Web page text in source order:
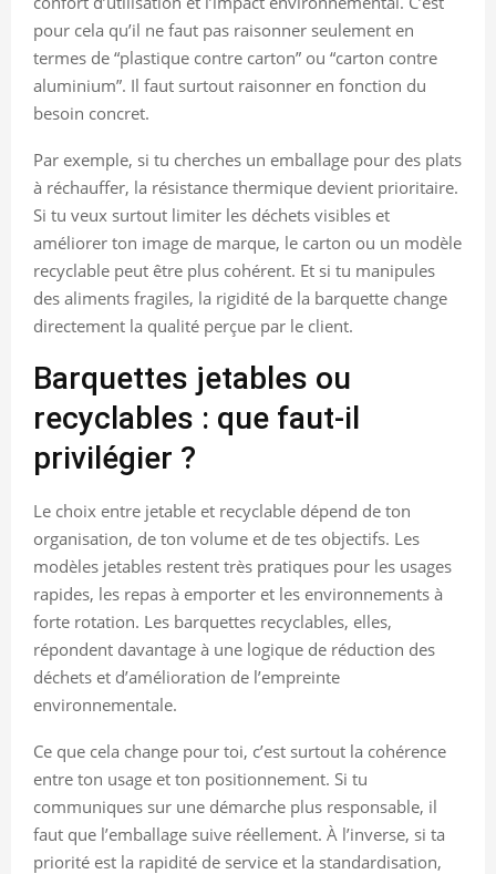
pour cela qu’il ne faut pas raisonner seulement en
termes de “plastique contre carton” ou “carton contre
aluminium”. Il faut surtout raisonner en fonction du
besoin concret.
Par exemple, si tu cherches un emballage pour des plats
à réchauffer, la résistance thermique devient prioritaire.
Si tu veux surtout limiter les déchets visibles et
améliorer ton image de marque, le carton ou un modèle
recyclable peut être plus cohérent. Et si tu manipules
des aliments fragiles, la rigidité de la barquette change
directement la qualité perçue par le client.
Barquettes jetables ou
recyclables : que faut-il
privilégier ?
Le choix entre jetable et recyclable dépend de ton
organisation, de ton volume et de tes objectifs. Les
modèles jetables restent très pratiques pour les usages
rapides, les repas à emporter et les environnements à
forte rotation. Les barquettes recyclables, elles,
répondent davantage à une logique de réduction des
déchets et d’amélioration de l’empreinte
environnementale.
Ce que cela change pour toi, c’est surtout la cohérence
entre ton usage et ton positionnement. Si tu
communiques sur une démarche plus responsable, il
faut que l’emballage suive réellement. À l’inverse, si ta
priorité est la rapidité de service et la standardisation,